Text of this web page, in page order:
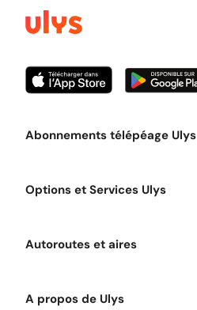
Abonnements télépéage Ulys
Options et Services Ulys
Autoroutes et aires
A propos de Ulys